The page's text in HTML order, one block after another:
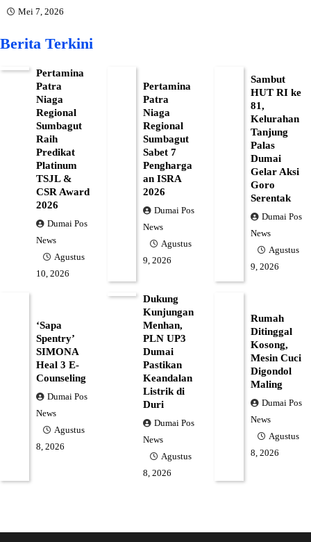
Mei 7, 2026
Berita Terkini
Pertamina
Patra
Niaga
Regional
Sumbagut
Raih
Predikat
Platinum
TSJL &
CSR Award
2026
Dumai Pos
News
Agustus
10, 2026
Pertamina
Patra
Niaga
Regional
Sumbagut
Sabet 7
Pengharga
an ISRA
2026
Dumai Pos
News
Agustus
9, 2026
Sambut
HUT RI ke
81,
Kelurahan
Tanjung
Palas
Dumai
Gelar Aksi
Goro
Serentak
Dumai Pos
News
Agustus
9, 2026
‘Sapa
Spentry’
SIMONA
Heal 3 E-
Counseling
Dumai Pos
News
Agustus
8, 2026
Dukung
Kunjungan
Menhan,
PLN UP3
Dumai
Pastikan
Keandalan
Listrik di
Duri
Dumai Pos
News
Agustus
8, 2026
Rumah
Ditinggal
Kosong,
Mesin Cuci
Digondol
Maling
Dumai Pos
News
Agustus
8, 2026